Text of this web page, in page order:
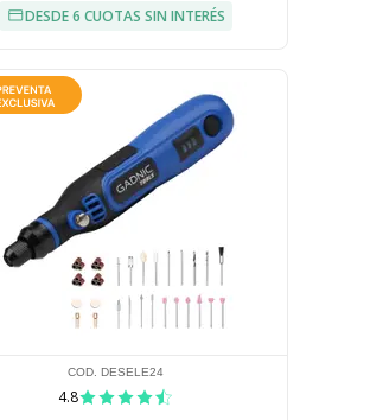
DESDE 6 CUOTAS SIN INTERÉS
COD. DESELE24
4.8